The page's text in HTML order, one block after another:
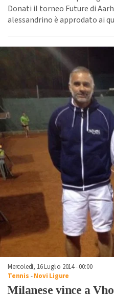
Donati il torneo Future di
alessandrino è approdato ai
Mercoledì, 16 Luglio 2014 - 00:00
Tennis -Novi Ligure
Milanese vince a Vho